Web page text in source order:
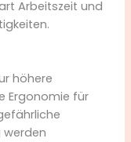
Arbeitszeit und
höhere
Ergonomie für
werden